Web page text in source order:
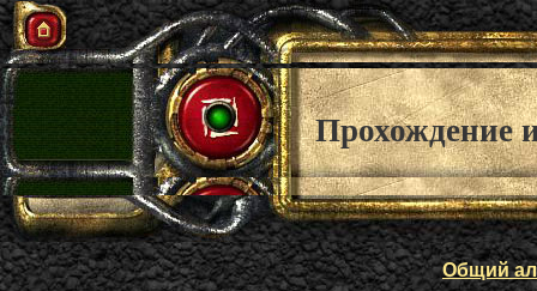
Прохождение
Общий